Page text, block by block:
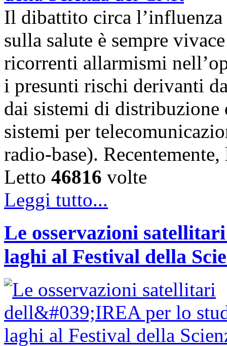
Il dibattito circa
sulla salute è sempre
ricorrenti allarmismi
i presunti rischi derivanti
dai sistemi di distribuzione
sistemi per
radio-base).
Letto 46816 volte
Leggi tutto...
Le osservazioni
laghi al Festival della